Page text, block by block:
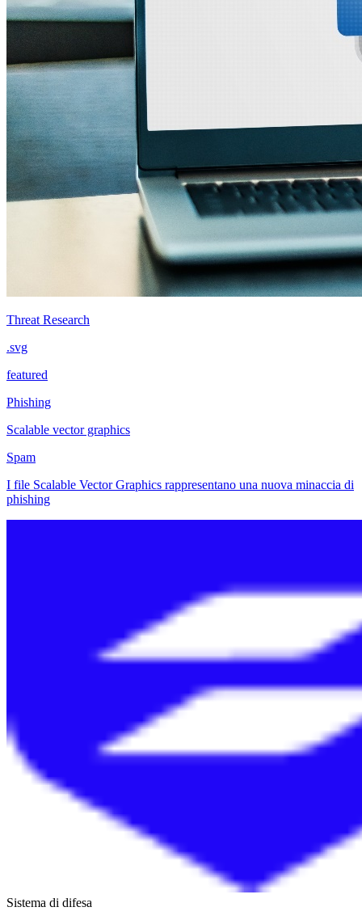
Threat Research
.svg
featured
Phishing
Scalable vector graphics
Spam
I file Scalable Vector Graphics rappresentano una nuova minaccia di
phishing
Sistema di difesa